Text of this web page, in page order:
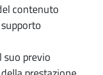
contenuto
suo previo